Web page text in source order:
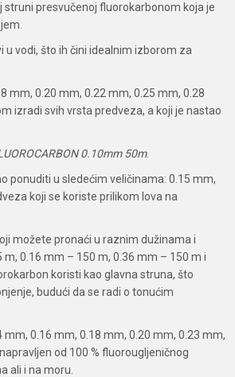
presvučenoj fluorokarbonom koja je
vodi, što ih čini idealnim izborom za
mm, 0.20 mm, 0.22 mm, 0.25 mm, 0.28
izradi svih vrsta predveza, a koji je nastao
0.10mm 50m.
ponuditi u sledećim veličinama: 0.15 mm,
koji se koriste prilikom lova na
možete pronaći u raznim dužinama i
0.16 mm – 150 m, 0.36 mm – 150 m i
koristi kao glavna struna, što
budući da se radi o tonućim
0.16 mm, 0.18 mm, 0.20 mm, 0.23 mm,
od 100 % fluorougljeničnog
ali i na moru.